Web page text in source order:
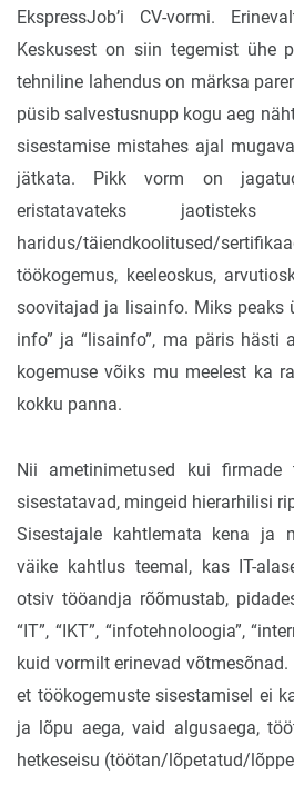
EkspressJob’i CV-vormi.
Keskusest on siin tegemist ühe
tehniline lahendus on märksa
püsib salvestusnupp kogu aeg
sisestamise mistahes ajal
jätkata. Pikk vorm on
eristatavateks
haridus/täiendkoolitused/
töökogemus, keeleoskus,
soovitajad ja lisainfo. Miks peaks
info” ja “lisainfo”, ma päris hästi
kogemuse võiks mu meelest ka
kokku panna.
Nii ametinimetused kui firmade
sisestatavad, mingeid hierarhilisi
Sisestajale kahtlemata kena ja
väike kahtlus teemal, kas IT-
otsiv tööandja rõõmustab,
“IT”, “IKT”, “infotehnoloogia”,
kuid vormilt erinevad
et töökogemuste sisestamisel ei
ja lõpu aega, vaid algusaega,
hetkeseisu (töötan/lõpetatud/